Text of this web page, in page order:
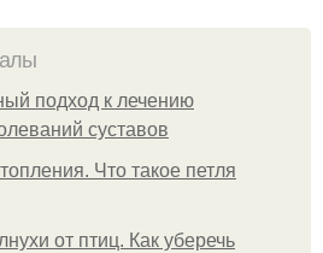
подход к лечению
суставов
Что такое петля
от птиц. Как уберечь